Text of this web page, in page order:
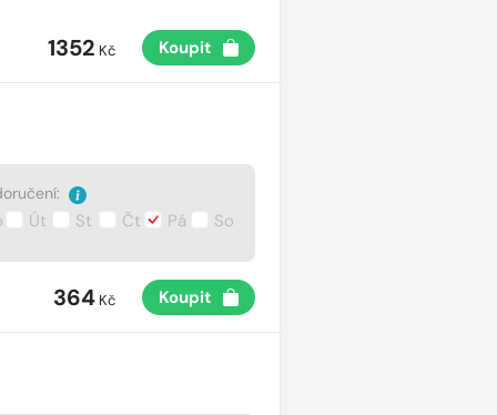
1352 Kč Koupit
Út St Čt Pá So
364Kč Koupit